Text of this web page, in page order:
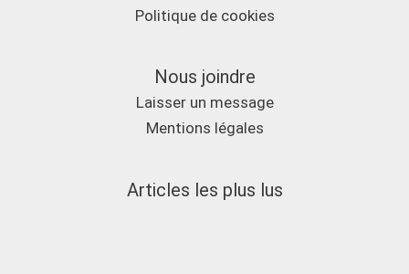
Politique de cookies
Nous joindre
Laisser un message
Mentions légales
Articles les plus lus